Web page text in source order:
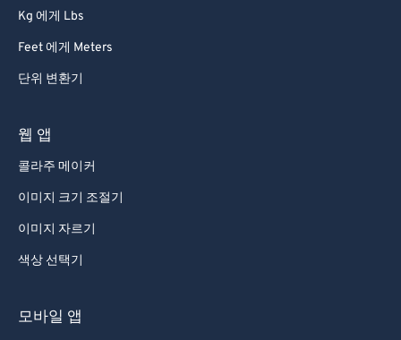
Kg 에게 Lbs
Feet 에게 Meters
단위 변환기
웹 앱
콜라주 메이커
이미지 크기 조절기
이미지 자르기
색상 선택기
모바일 앱